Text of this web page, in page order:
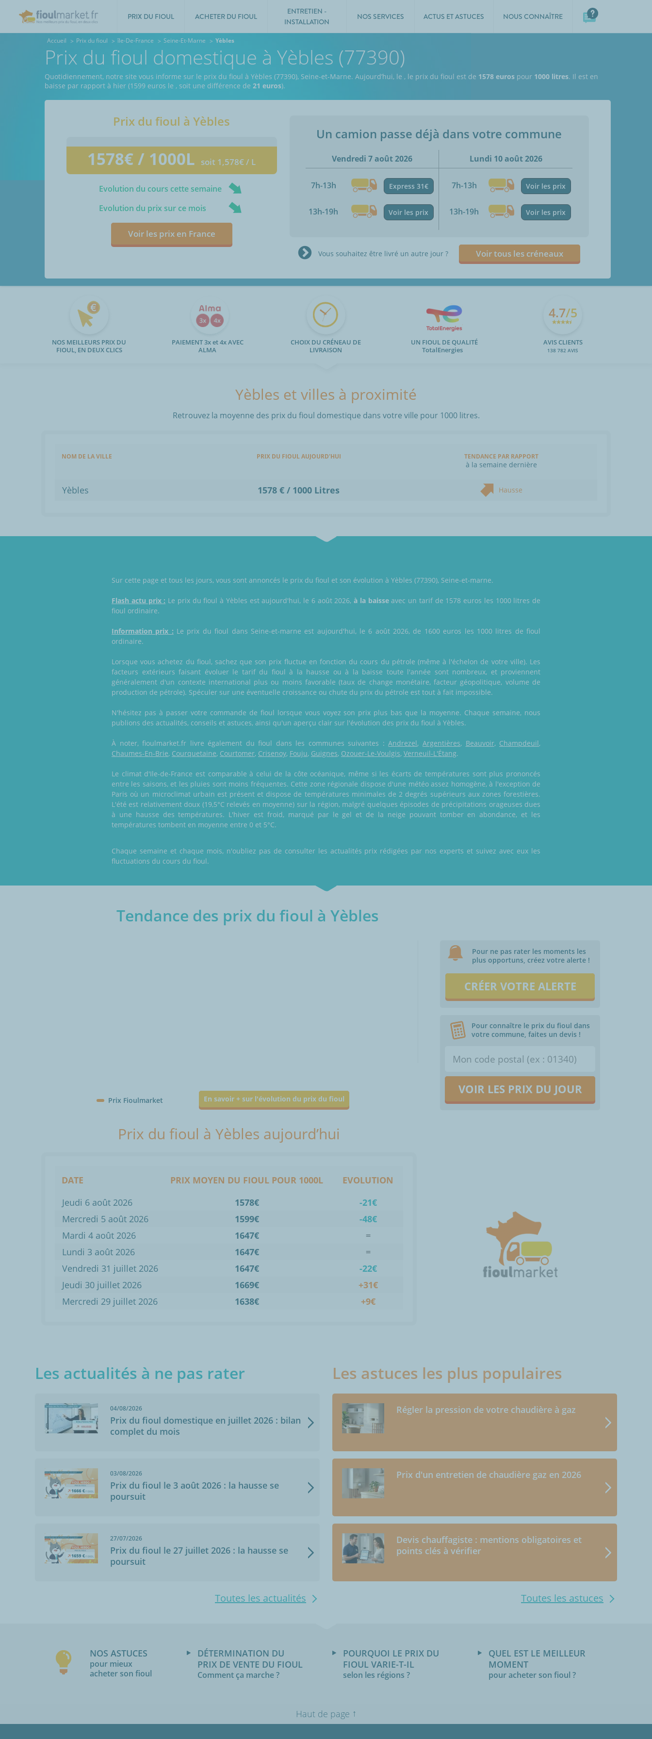
PRIX DU FIOUL ACHETER DU FIOUL
ENTRETIEN -
INSTALLATION
NOS SERVICES ACTUS ET ASTUCES NOUS CONNAÎTRE
Accueil Prix du fioul île-De-France Seine-Et-Marne Yèbles
Prix du fioul domestique à Yèbles (77390)
Quotidiennement, notre site vous informe sur le prix du fioul à Yèbles (77390), Seine-et-Marne. Aujourd’hui, le , le prix du fioul est de 1578 euros pour 1000 litres. Il est en
baisse par rapport à hier (1599 euros le , soit une différence de 21 euros).
Prix du fioul àYèbles
1578€ / 1000L soit 1,578€ / L
Evolution du cours cette semaine
Evolution du prix sur ce mois
Voir les prix en France
Un camion passe déjà dans votre commune
Vendredi 7 août 2026
7h-13h Express 31€
13h-19h Voir les prix
Lundi 10 août 2026
7h-13h Voir les prix
13h-19h Voir les prix
Vous souhaitez être livré un autre jour ? Voir tous les créneaux
NOS MEILLEURS PRIX DU
FIOUL, EN DEUX CLICS
PAIEMENT 3x et 4x AVEC
ALMA
CHOIX DU CRÉNEAU DE
LIVRAISON
UN FIOUL DE QUALITÉ
TotalEnergies
4.7/5
AVIS CLIENTS
138 782 AVIS
Yèbles et villes à proximité
Retrouvez la moyenne des prix du fioul domestique dans votre ville pour 1000 litres.
NOM DE LA VILLE PRIX DU FIOUL AUJOURD'HUI TENDANCE PAR RAPPORT
à la semaine dernière
Yèbles 1578 € / 1000 Litres Hausse
Sur cette page et tous les jours, vous sont annoncés le prix du fioul et son évolution à Yèbles (77390), Seine-et-marne.
Flash actu prix : Le prix du fioul à Yèbles est aujourd'hui, le 6 août 2026, à la baisseavec un tarif de 1578 euros les 1000 litres de
fioul ordinaire.
Information prix : Le prix du fioul dans Seine-et-marne est aujourd'hui, le 6 août 2026, de 1600 euros les 1000 litres de fioul
ordinaire.
Lorsque vous achetez du fioul, sachez que son prix fluctue en fonction du cours du pétrole (même à l'échelon de votre ville). Les
facteurs extérieurs faisant évoluer le tarif du fioul à la hausse ou à la baisse toute l'année sont nombreux, et proviennent
généralement d'un contexte international plus ou moins favorable (taux de change monétaire, facteur géopolitique, volume de
production de pétrole). Spéculer sur une éventuelle croissance ou chute du prix du pétrole est tout à fait impossible.
N'hésitez pas à passer votre commande de fioul lorsque vous voyez son prix plus bas que la moyenne. Chaque semaine, nous
publions des actualités, conseils et astuces, ainsi qu'un aperçu clair sur l'évolution des prix du fioul à Yèbles.
À noter, fioulmarket.fr livre également du fioul dans les communes suivantes :Andrezel, Argentières, Beauvoir, Champdeuil,
Chaumes-En-Brie, Courquetaine, Courtomer, Crisenoy, Fouju, Guignes, Ozouer-Le-Voulgis, Verneuil-L'Étang.
Le climat d'Ile-de-France est comparable à celui de la côte océanique, même si les écarts de températures sont plus prononcés
entre les saisons, et les pluies sont moins fréquentes. Cette zone régionale dispose d'une météo assez homogène, à l'exception de
Paris où un microclimat urbain est présent et dispose de températures minimales de 2 degrés supérieurs aux zones forestières.
L'été est relativement doux (19,5°C relevés en moyenne) sur la région, malgré quelques épisodes de précipitations orageuses dues
à une hausse des températures. L'hiver est froid, marqué par le gel et de la neige pouvant tomber en abondance, et les
températures tombent en moyenne entre 0 et 5°C.
Chaque semaine et chaque mois, n'oubliez pas de consulter les actualités prix rédigées par nos experts et suivez avec eux les
fluctuations du cours du fioul.
Tendance des prix du fioul à Yèbles
Prix Fioulmarket En savoir + sur l'évolution du prix du fioul
Pour ne pas rater les moments les
plus opportuns, créez votre alerte !
CRÉER VOTRE ALERTE
Pour connaître le prix du fioul dans
votre commune, faites un devis !
VOIR LES PRIX DU JOUR
Prix du fioul à Yèbles aujourd’hui
DATE PRIX MOYEN DU FIOUL POUR 1000L
EVOLUTION
Jeudi 6 août 2026
1578€
-21€
Mercredi 5 août 2026
1599€
-48€
Mardi 4 août 2026
1647€
=
Lundi 3 août 2026
1647€
=
Vendredi 31 juillet 2026
1647€
-22€
Jeudi 30 juillet 2026
1669€
+31€
Mercredi 29 juillet 2026
1638€ +9€
Les actualités à ne pas rater
04/08/2026
Prix du fioul domestique en juillet 2026 : bilan
complet du mois
03/08/2026
Prix du fioul le 3 août 2026 : la hausse se
poursuit
27/07/2026
Prix du fioul le 27 juillet 2026 : la hausse se
poursuit
Toutes les actualités
Les astuces les plus populaires
Régler la pression de votre chaudière à gaz
Prix d'un entretien de chaudière gaz en 2026
Devis chauffagiste : mentions obligatoires et
points clés à vérifier
Toutes les astuces
NOS ASTUCES
pour mieux
acheter son fioul
DÉTERMINATION DU
PRIX DE VENTE DU FIOUL
Comment ça marche ?
POURQUOI LE PRIX DU
FIOUL VARIE-T-IL
selon les régions ?
QUEL EST LE MEILLEUR
MOMENT
pour acheter son fioul ?
Haut de page ↑